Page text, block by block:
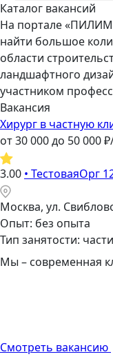
Каталог вакансий
На портале
найти большое
области
ландшафтного
участником
Вакансия
Хирург в частную
от30 000до 50 000
3.00 • ТестоваяОрг
Москва, ул.
Опыт: без опыта
Тип занятости:
Мы – современная
Смотреть вакансию